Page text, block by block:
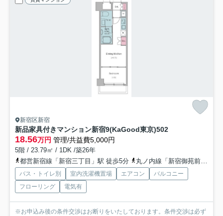
新宿区新宿
新品家具付きマンション新宿9(KaGood東京)502
18.56万円 管理/共益費5,000円
5階 / 23.79㎡ / 1DK /築26年
都営新宿線「新宿三丁目」駅 徒歩5分
丸ノ内線「新宿御苑前」駅 徒歩6分
バス・トイレ別 室内洗濯機置場 エアコン
バルコニー
フローリング
電気有
※お申込み後の条件交渉はお断りをいたしております。条件交渉は必ず